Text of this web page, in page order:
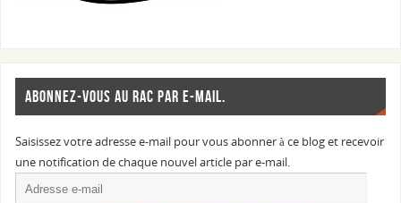
ABONNEZ-VOUS AU RAC PAR E-MAIL.
Saisissez votre adresse e-mail pour vous abonner à ce blog et recevoir
une notification de chaque nouvel article par e-mail.